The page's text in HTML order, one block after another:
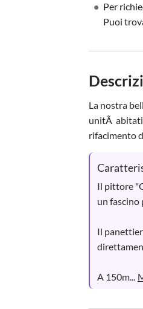
• Per
Puoi
La nostra
unitÃ
rifacimento
Il pittore
un fascino
Il
A 150m...